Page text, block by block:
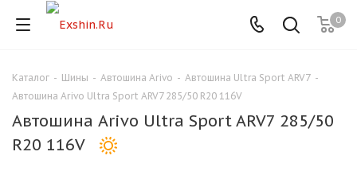
0
Каталог - Шины - Автошина Arivo - Автошина Ultra Sport ARV7 -
Автошина Arivo Ultra Sport ARV7 285/50 R20 116V
Автошина Arivo Ultra Sport ARV7 285/50
R20 116V
Для клиентов всех банков
Разбейте
оплатуна части